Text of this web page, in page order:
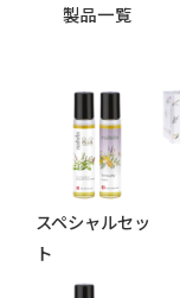
製品一覧
スペシャルセッ
ト